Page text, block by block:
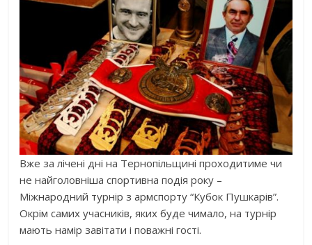
Вже за лічені дні на Тернопільщині проходитиме чи
не найголовніша спортивна подія року –
Міжнародний турнір з армспорту “Кубок Пушкарів”.
Окрім самих учасників, яких буде чимало, на турнір
мають намір завітати і поважні гості.